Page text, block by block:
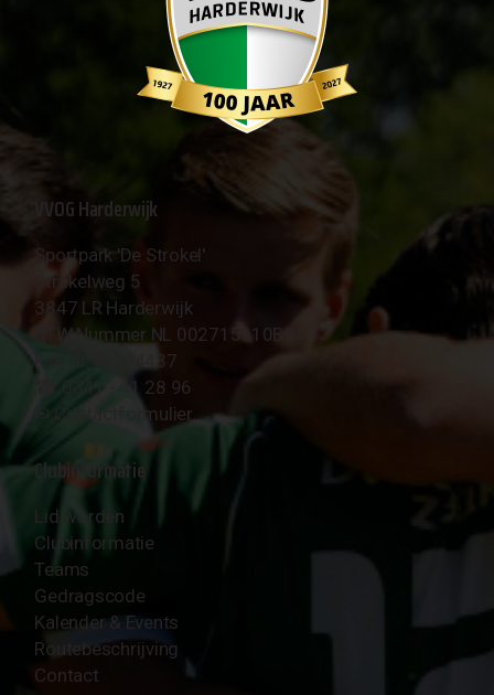
VVOG Harderwijk
Sportpark 'De Strokel'
Strokelweg 5
3847 LR Harderwijk
BTW Nummer NL 002715910B01
KvK Nr 40094437
☎︎ 0341 - 41 28 96
✉︎ Contactformulier
Clubinformatie
Lid worden
Clubinformatie
Teams
Gedragscode
Kalender & Events
Routebeschrijving
Contact